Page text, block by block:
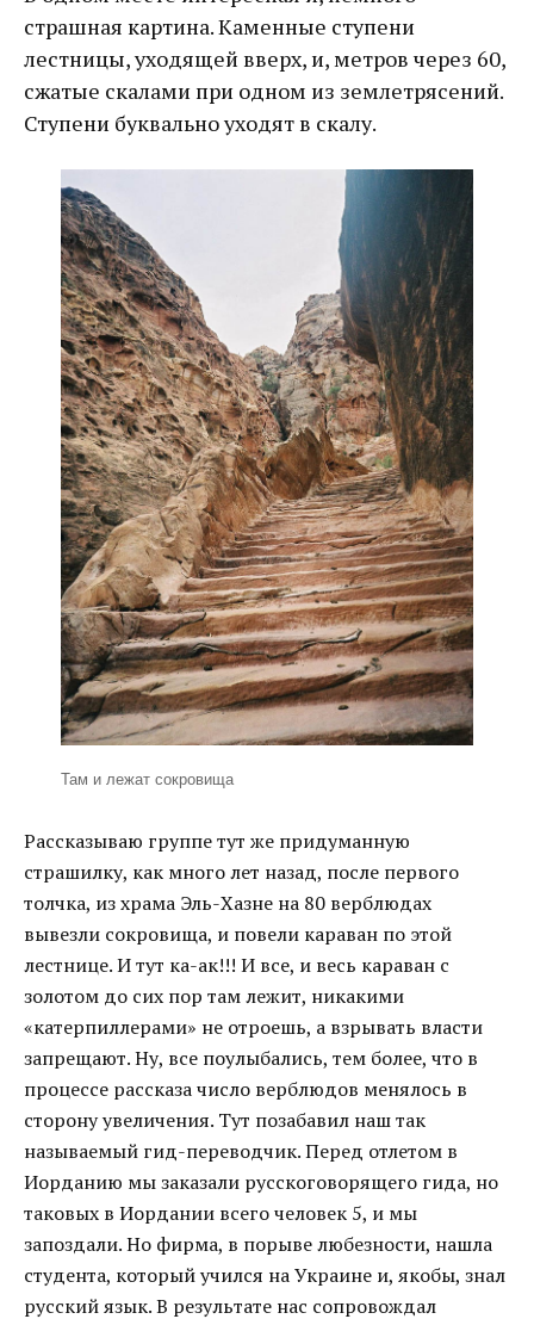
страшная картина. Каменные ступени
лестницы, уходящей вверх, и, метров через 60,
сжатые скалами при одном из землетрясений.
Ступени буквально уходят в скалу.
Там и лежат сокровища
Рассказываю группе тут же придуманную
страшилку, как много лет назад, после первого
толчка, из храма Эль-Хазне на 80 верблюдах
вывезли сокровища, и повели караван по этой
лестнице. И тут ка-ак!!! И все, и весь караван с
золотом до сих пор там лежит, никакими
«катерпиллерами» не отроешь, а взрывать власти
запрещают. Ну, все поулыбались, тем более, что в
процессе рассказа число верблюдов менялось в
сторону увеличения. Тут позабавил наш так
называемый гид-переводчик. Перед отлетом в
Иорданию мы заказали русскоговорящего гида, но
таковых в Иордании всего человек 5, и мы
запоздали. Но фирма, в порыве любезности, нашла
студента, который учился на Украине и, якобы, знал
русский язык. В результате нас сопровождал